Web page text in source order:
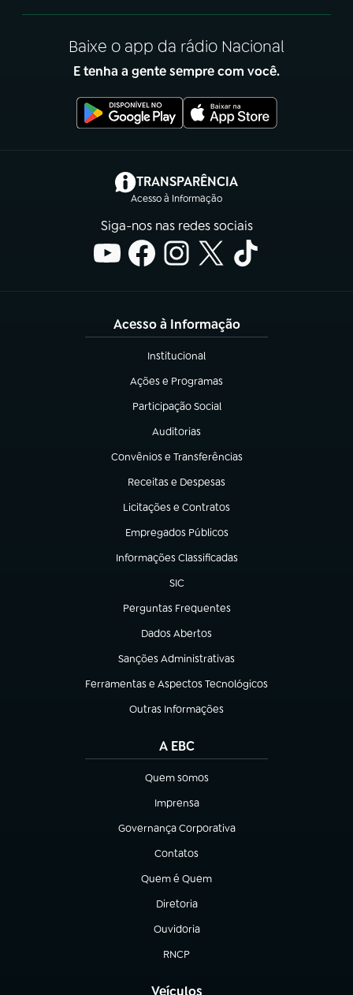
Baixe o app da rádio Nacional
E tenha a gente sempre com você.
TRANSPARÊNCIA
Acesso à Informação
(abre em nova aba)
Siga-nos nas redes sociais
Acesso à Informação
Institucional
(abre em nova aba)
Ações e Programas
(abre em nova aba)
Participação Social
(abre em nova aba)
Auditorias
(abre em nova aba)
Convênios e Transferências
(abre em nova aba)
Receitas e Despesas
(abre em nova aba)
Licitações e Contratos
(abre em nova aba)
Empregados Públicos
(abre em nova aba)
Informações Classificadas
(abre em nova aba)
SIC
(abre em nova aba)
Perguntas Frequentes
(abre em nova aba)
Dados Abertos
(abre em nova aba)
Sanções Administrativas
(abre em nova aba)
Ferramentas e Aspectos Tecnológicos
(abre em nova aba)
Outras Informações
(abre em nova aba)
A EBC
Quem somos
(abre em nova aba)
Imprensa
(abre em nova aba)
Governança Corporativa
(abre em nova aba)
Contatos
(abre em nova aba)
Quem é Quem
(abre em nova aba)
Diretoria
(abre em nova aba)
Ouvidoria
(abre em nova aba)
RNCP
(abre em nova aba)
Veículos